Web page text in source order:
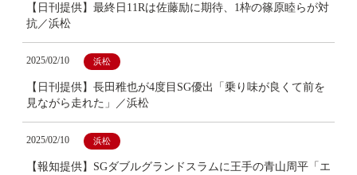
【日刊提供】最終日11Rは佐藤励に期待、1枠の篠原睦らが対
抗／浜松
2025/02/10 浜松
【日刊提供】長田稚也が4度目SG優出「乗り味が良くて前を
見ながら走れた」／浜松
2025/02/10 浜松
【報知提供】SGダブルグランドスラムに王手の青山周平「エ